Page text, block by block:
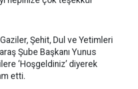
Şehit, Dul ve Yetimleri
Şube Başkanı Yunus
‘Hoşgeldiniz’ diyerek
etti.